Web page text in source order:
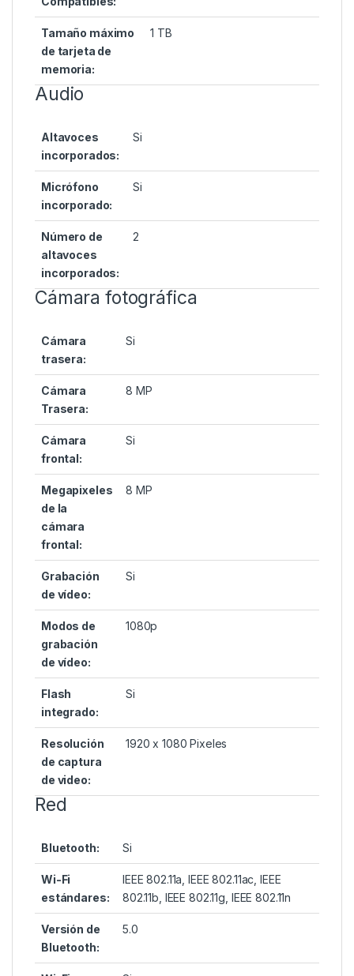
Tamaño máximo
de tarjeta de
memoria:
1 TB
Audio
Altavoces
incorporados:
Si
Micrófono
incorporado:
Si
Número de
altavoces
incorporados:
2
Cámara fotográfica
Cámara
trasera:
Si
Cámara
Trasera:
8 MP
Cámara
frontal:
Si
Megapixeles
de la
cámara
frontal:
8 MP
Grabación
de vídeo:
Si
Modos de
grabación
de vídeo:
1080p
Flash
integrado:
Si
Resolución
de captura
de video:
1920 x 1080 Pixeles
Red
Bluetooth: Si
Wi-Fi
estándares:
IEEE 802.11a, IEEE 802.11ac, IEEE
802.11b, IEEE 802.11g, IEEE 802.11n
Versión de
Bluetooth:
5.0